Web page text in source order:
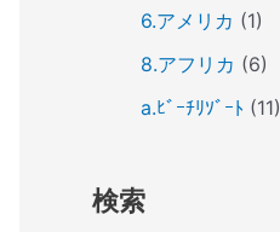
6.アメリカ (1)
8.アフリカ (6)
a.ﾋﾞｰﾁﾘｿﾞｰﾄ (11)
検索